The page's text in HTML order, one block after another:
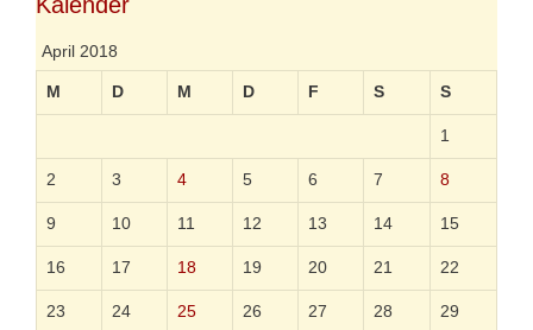
April 2018
M D M D F S S
1
2 3 4 5 6 7 8
9 10 11 12 13 14 15
16 17 18 19 20 21 22
23 24 25 26 27 28 29